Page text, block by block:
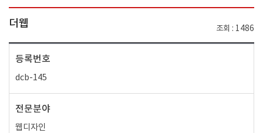
더웹 조회 1486
등록번호
dcb-145
전문분야
웹디자인